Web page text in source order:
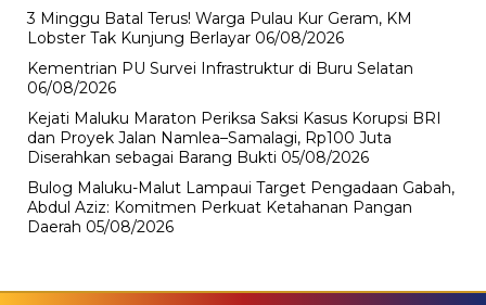
3 Minggu Batal Terus! Warga Pulau Kur Geram, KM
Lobster Tak Kunjung Berlayar 06/08/2026
Kementrian PU Survei Infrastruktur di Buru Selatan
06/08/2026
Kejati Maluku Maraton Periksa Saksi Kasus Korupsi BRI
dan Proyek Jalan Namlea–Samalagi, Rp100 Juta
Diserahkan sebagai Barang Bukti 05/08/2026
Bulog Maluku-Malut Lampaui Target Pengadaan Gabah,
Abdul Aziz: Komitmen Perkuat Ketahanan Pangan
Daerah 05/08/2026